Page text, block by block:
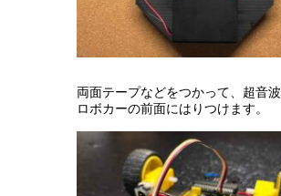
両面テープなどをつかって、超音
ロボカーの前面にはりつけます。